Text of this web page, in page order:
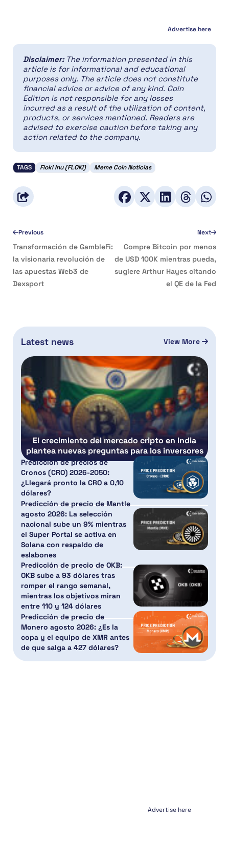
Advertise here
Disclaimer: The information presented in this
article is for informational and educational
purposes only. The article does not constitute
financial advice or advice of any kind. Coin
Edition is not responsible for any losses
incurred as a result of the utilization of content,
products, or services mentioned. Readers are
advised to exercise caution before taking any
action related to the company.
TAGS Floki Inu (FLOKI) Meme Coin Noticias
Previous
Transformación de GambleFi:
la visionaria revolución de
las apuestas Web3 de
Dexsport
Next
Compre Bitcoin por menos
de USD 100K mientras pueda,
sugiere Arthur Hayes citando
el QE de la Fed
Latest news View More
El crecimiento del mercado cripto en India
plantea nuevas preguntas para los inversores
Predicción de precios de
Cronos (CRO) 2026-2050:
¿Llegará pronto la CRO a 0,10
dólares?
Predicción de precio de Mantle
agosto 2026: La selección
nacional sube un 9% mientras
el Super Portal se activa en
Solana con respaldo de
eslabones
Predicción de precio de OKB:
OKB sube a 93 dólares tras
romper el rango semanal,
mientras los objetivos miran
entre 110 y 124 dólares
Predicción de precio de
Monero agosto 2026: ¿Es la
copa y el equipo de XMR antes
de que salga a 427 dólares?
Advertise here